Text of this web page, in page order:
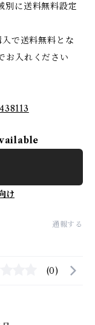
別に送料無料設定
で送料無料とな
お入れください
け
通報する
(0)